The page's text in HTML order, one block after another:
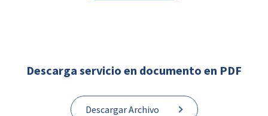
Descarga servicio en documento en PDF
Descargar Archivo